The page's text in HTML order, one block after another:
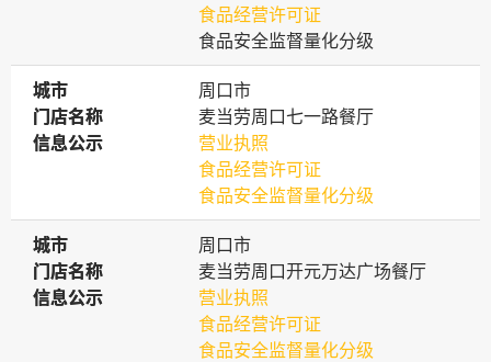
食品经营许可证
食品安全监督量化分级
城市
城市
周口市
门店名称
门店名称
麦当劳周口七一路餐厅
信息公示
信息公示
营业执照
食品经营许可证
食品安全监督量化分级
城市
城市
周口市
门店名称
门店名称
麦当劳周口开元万达广场餐厅
信息公示
信息公示
营业执照
食品经营许可证
食品安全监督量化分级